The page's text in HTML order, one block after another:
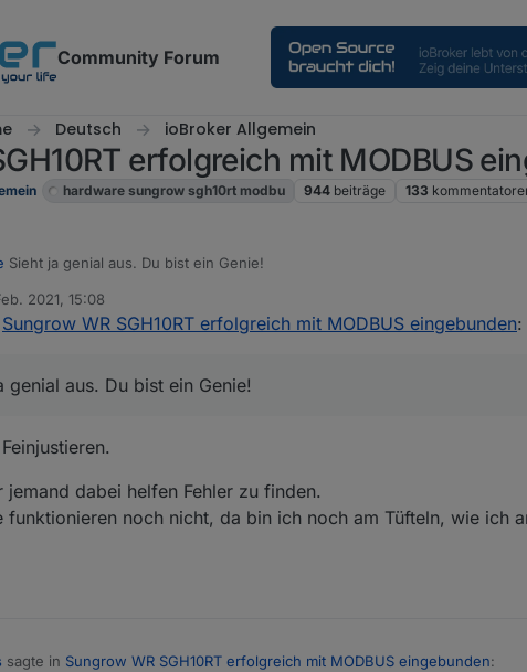
Community Forum
Deutsch ioBroker Allgemein
erfolgreich mit MODBUS
hardware sungrow sgh10rt modbu 944 beiträge 133
Sieht ja genial aus. Du bist ein Genie!
2021, 15:08
Sungrow WR SGH10RT erfolgreich mit MODBUS eingebunden:
genial aus. Du bist ein Genie!
jemand dabei helfen Fehler zu finden.
funktionieren noch nicht, da bin ich noch am Tüfteln, wie ich
sagte in Sungrow WR SGH10RT erfolgreich mit MODBUS eingebunden: